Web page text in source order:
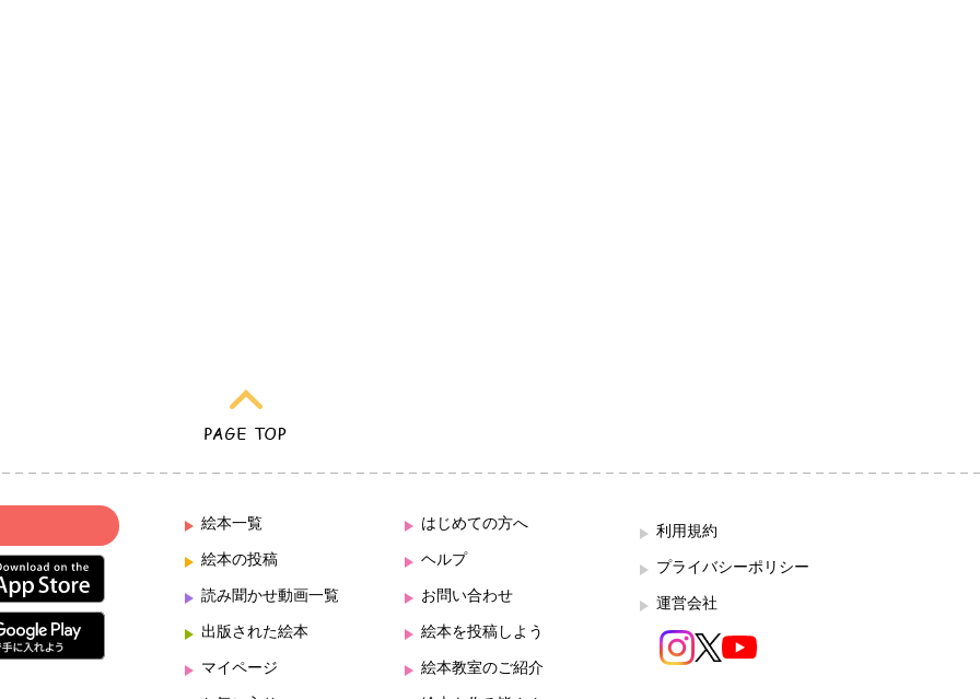
絵本一覧
絵本の投稿
読み聞かせ動画一覧
出版された絵本
マイページ
はじめての方へ
ヘルプ
お問い合わせ
絵本を投稿しよう
絵本教室のご紹介
利用規約
プライバシーポリシー
運営会社